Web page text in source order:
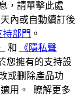
，請單擊此處
內或自動續訂後
持部門 。
和
《隱私聲
您擁有的支持設
或删除產品功
用。 瞭解更多